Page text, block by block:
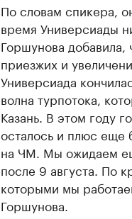
По словам спикера,
время Универсиады
Горшунова добавила,
приезжих и
Универсиада
волна турпотока,
Казань. В этом году
осталось и плюс еще
на ЧМ. Мы ожидаем
после 9 августа. По
которыми мы
Горшунова.